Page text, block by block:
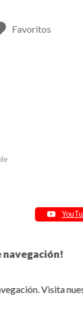
navegación!
Visita
Favoritos